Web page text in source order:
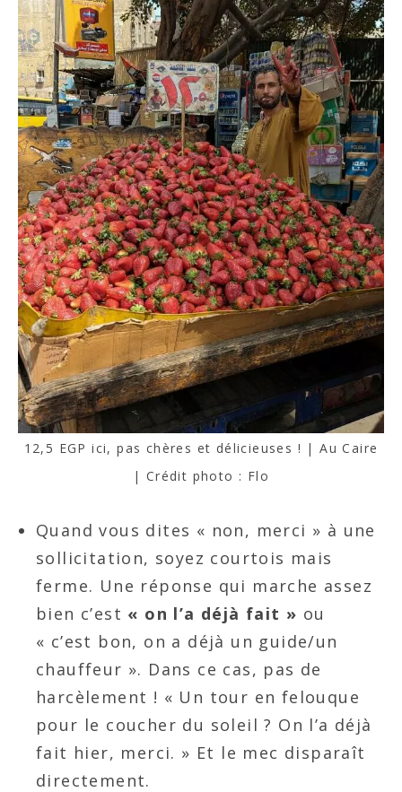
12,5 EGP ici, pas chères et délicieuses ! | Au Caire
| Crédit photo : Flo
Quand vous dites « non, merci » à une
sollicitation, soyez courtois mais
ferme. Une réponse qui marche assez
bien c’est « on l’a déjà fait » ou
« c’est bon, on a déjà un guide/un
chauffeur ». Dans ce cas, pas de
harcèlement ! « Un tour en felouque
pour le coucher du soleil ? On l’a déjà
fait hier, merci. » Et le mec disparaît
directement.